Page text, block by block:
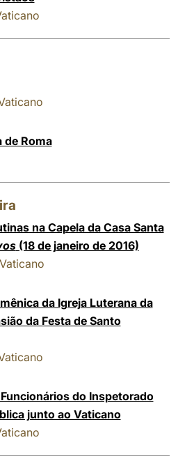
de Roma
na Capela da Casa Santa
(18 de janeiro de 2016)
da Igreja Luterana da
da Festa de Santo
do Inspetorado
junto ao Vaticano